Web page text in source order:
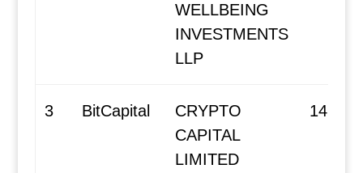
WELLBEING
INVESTMENTS
LLP
3 BitCapital
CRYPTO
CAPITAL
LIMITED